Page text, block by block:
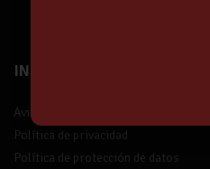
INFORMACIÓN
Aviso legal
Política de privacidad
Política de protección de datos